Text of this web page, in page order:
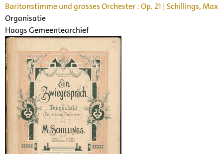
Baritonstimme und grosses Orchester : Op. 21 | Schillings, Max
Organisatie
Haags Gemeentearchief